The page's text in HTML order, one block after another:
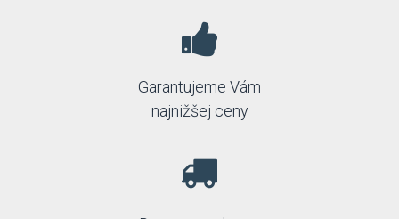
Garantujeme Vám
najnižšej ceny